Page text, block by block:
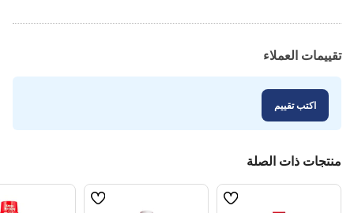
تقييمات العملاء
اكتب تقييم
منتجات ذات الصلة
قائمة
قائمة